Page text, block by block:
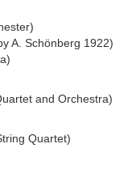
A. Schönberg 1922)
and Orchestra)
Quartet)